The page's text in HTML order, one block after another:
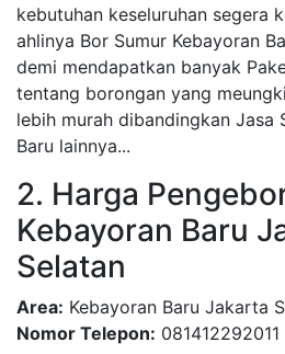
kebutuhan keseluruhan segera
ahlinya Bor Sumur Kebayoran
demi mendapatkan banyak
tentang borongan yang
lebih murah dibandingkan Jasa
Baru lainnya...
2. Harga
Kebayoran Baru
Selatan
Area: Kebayoran Baru Jakarta
Nomor Telepon: 081412292011